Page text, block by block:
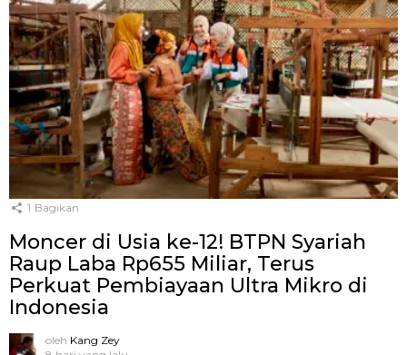
1 Bagikan
Moncer di Usia ke-12! BTPN Syariah
Raup Laba Rp655 Miliar, Terus
Perkuat Pembiayaan Ultra Mikro di
Indonesia
oleh Kang Zey